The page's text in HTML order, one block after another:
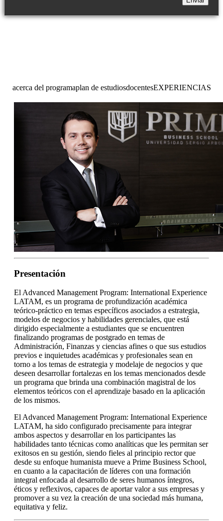
acerca del programaplan de estudiosdocentesEXPERIENCIAS
Presentación
El Advanced Management Program: International Experience
LATAM, es un programa de profundización académica
teórico-práctico en temas específicos asociados a estrategia,
modelos de negocios y habilidades gerenciales, que está
dirigido especialmente a estudiantes que se encuentren
finalizando programas de postgrado en temas de
Administración, Finanzas y ciencias afines o que sus estudios
previos e inquietudes académicas y profesionales sean en
torno a los temas de estrategia y modelaje de negocios y que
deseen desarrollar fortalezas en los temas mencionados desde
un programa que brinda una combinación magistral de los
elementos teóricos con el aprendizaje basado en la aplicación
de los mismos.
El Advanced Management Program: International Experience
LATAM, ha sido configurado precisamente para integrar
ambos aspectos y desarrollar en los participantes las
habilidades tanto técnicas como analíticas que les permitan ser
exitosos en su gestión, siendo fieles al principio rector que
desde su enfoque humanista mueve a Prime Business School,
en cuanto a la capacitación de líderes con una formación
integral enfocada al desarrollo de seres humanos íntegros,
éticos y reflexivos, capaces de aportar valor a sus empresas y
promover a su vez la creación de una sociedad más humana,
equitativa y feliz.